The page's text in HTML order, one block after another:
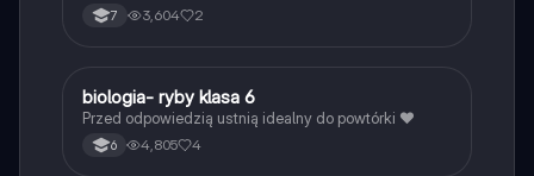
7 3,604 2
BBiologia
biologia- ryby klasa 6
Przed odpowiedzią ustnią idealny do powtórki ❤️
6 4,805 4